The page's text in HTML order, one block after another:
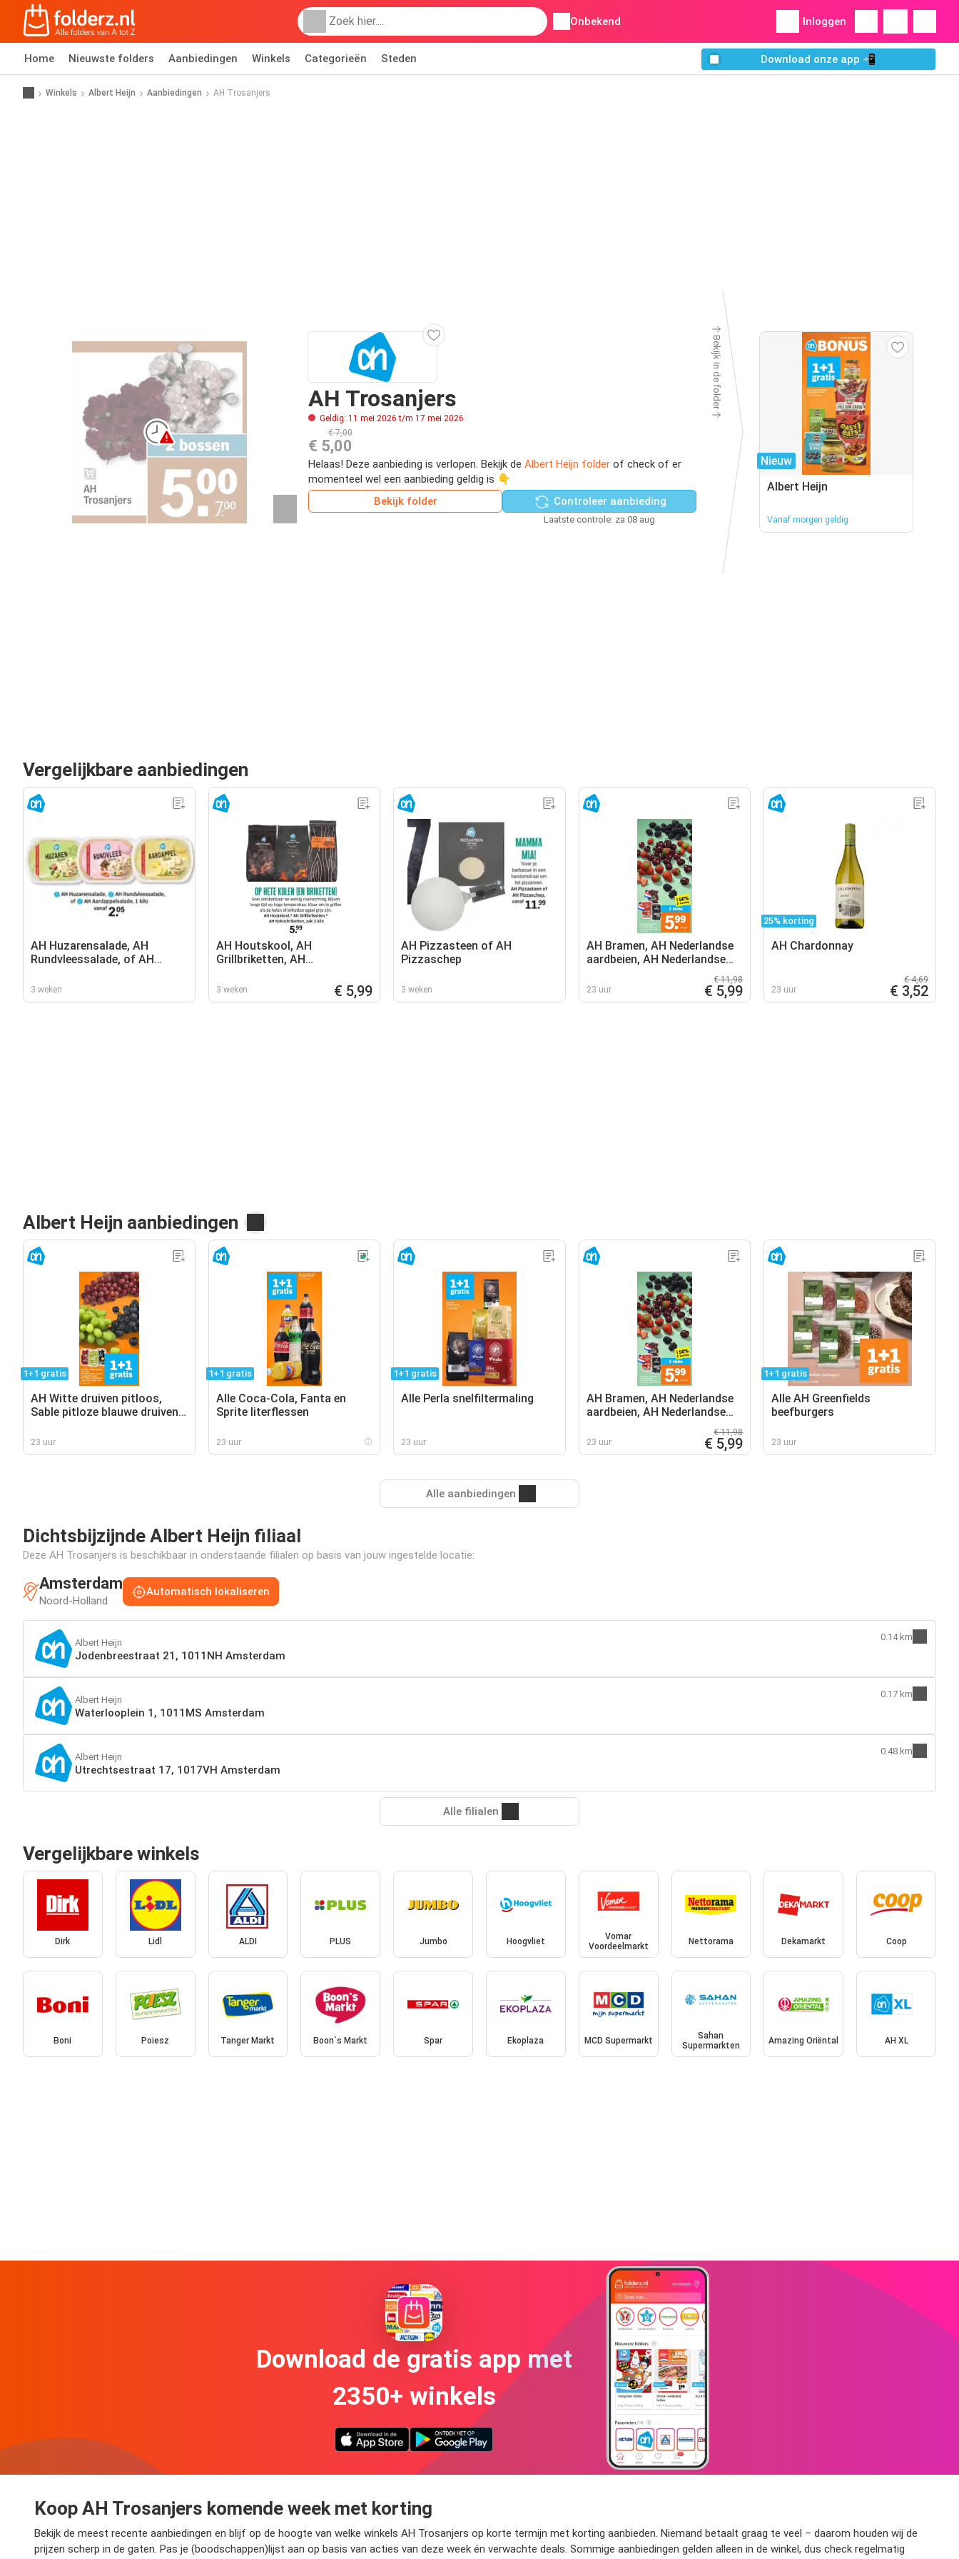
Onbekend Inloggen
Home Nieuwste folders Aanbiedingen Winkels Categorieën Steden Download onze app 📲
Winkels Albert Heijn Aanbiedingen AH Trosanjers
AH Trosanjers
Geldig: 11 mei 2026 t/m 17 mei 2026
€ 7,00
€ 5,00
Helaas! Deze aanbieding is verlopen. Bekijk de Albert Heijn folder of check of er
momenteel wel een aanbieding geldig is 👇
Bekijk folder
Controleer aanbieding
Laatste controle: za 08 aug
Bekijk in de folder
Nieuw
Albert Heijn
Vanaf morgen geldig
Vergelijkbare aanbiedingen
AH Huzarensalade, AH
Rundvleessalade, of AH
3 weken
AH Houtskool, AH
Grillbriketten, AH
3 weken € 5,99
AH Pizzasteen of AH
Pizzaschep
3 weken
AH Bramen, AH Nederlandse
aardbeien, AH Nederlandse
23 uur
€ 11,98
€ 5,99
25% korting
AH Chardonnay
23 uur
€ 4,69
€ 3,52
Albert Heijn aanbiedingen
1+1 gratis
AH Witte druiven pitloos,
Sable pitloze blauwe druiven,
rode druiven
23 uur
1+1 gratis
Alle Coca-Cola, Fanta en
Sprite literflessen
23 uur
1+1 gratis
Alle Perla snelfiltermaling
23 uur
AH Bramen, AH Nederlandse
aardbeien, AH Nederlandse
23 uur
€ 11,98
€ 5,99
1+1 gratis
Alle AH Greenfields
beefburgers
23 uur
Alle aanbiedingen
Dichtsbijzijnde Albert Heijn filiaal
Deze AH Trosanjers is beschikbaar in onderstaande filialen op basis van jouw ingestelde locatie:
Amsterdam
Noord-Holland
Automatisch lokaliseren
Albert Heijn
Jodenbreestraat 21, 1011NH Amsterdam
0.14 km
Albert Heijn
Waterlooplein 1, 1011MS Amsterdam
0.17 km
Albert Heijn
Utrechtsestraat 17, 1017VH Amsterdam
0.48 km
Alle filialen
Vergelijkbare winkels
Dirk Lidl ALDI PLUS Jumbo Hoogvliet
Vomar
Voordeelmarkt
Nettorama Dekamarkt Coop
Boni Poiesz Tanger Markt Boon`s Markt Spar Ekoplaza MCD Supermarkt
Sahan
Supermarkten
Amazing Oriëntal AH XL
Download de gratis app met
2350+ winkels
Koop AH Trosanjers komende week met korting
Bekijk de meest recente aanbiedingen en blijf op de hoogte van welke winkels AH Trosanjers op korte termijn met korting aanbieden. Niemand betaalt graag te veel – daarom houden wij de
prijzen scherp in de gaten. Pas je (boodschappen)lijst aan op basis van acties van deze week én verwachte deals. Sommige aanbiedingen gelden alleen in de winkel, dus check regelmatig